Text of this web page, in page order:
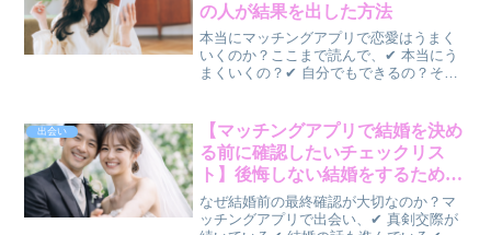
の人が結果を出した方法
本当にマッチングアプリで恋愛はうまく
いくのか？ここまで読んで、✔ 本当にう
まくいくの？✔ 自分でもできるの？そう
は出ます今回は、👉 実際に理想の恋愛を
叶えた人の体験を...
出会い
【マッチングアプリで結婚を決め
る前に確認したいチェックリス
ト】後悔しない結婚をするための
最終確認ポイント
なぜ結婚前の最終確認が大切なのか？マ
ッチングアプリで出会い、✔ 真剣交際が